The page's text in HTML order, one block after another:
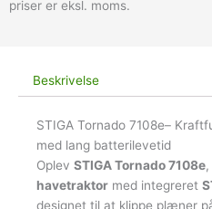
priser er eksl. moms.
Beskrivelse
STIGA Tornado 7108e–
med lang batterilevetid
Oplev STIGA Tornado 7108e
havetraktor med integreret
designet til at klippe plæner